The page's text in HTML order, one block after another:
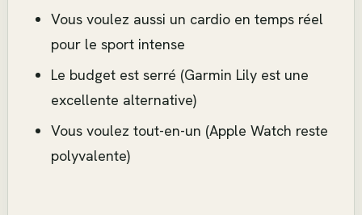
Vous voulez aussi un cardio en temps réel
pour le sport intense
Le budget est serré (Garmin Lily est une
excellente alternative)
Vous voulez tout-en-un (Apple Watch reste
polyvalente)